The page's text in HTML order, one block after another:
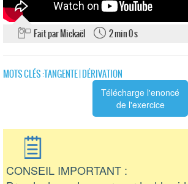
Fait par Mickaël 2 min 0 s
MOTS CLÉS :TANGENTE|DÉRIVATION
Télécharge l'enoncé
de l'exercice
CONSEIL IMPORTANT :